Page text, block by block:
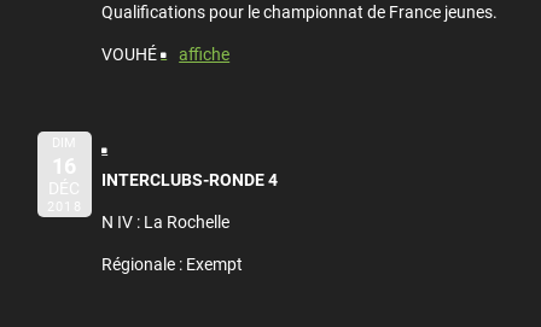
Qualifications pour le championnat de France jeunes.
VOUHÉ affiche
DIM
16
DÉC
2018
INTERCLUBS-RONDE 4
N IV : La Rochelle
Régionale : Exempt